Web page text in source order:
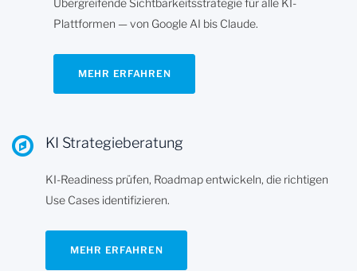
Übergreifende Sichtbarkeitsstrategie für alle KI-
Plattformen — von Google AI bis Claude.
MEHR ERFAHREN
KI Strategieberatung
KI-Readiness prüfen, Roadmap entwickeln, die richtigen
Use Cases identifizieren.
MEHR ERFAHREN